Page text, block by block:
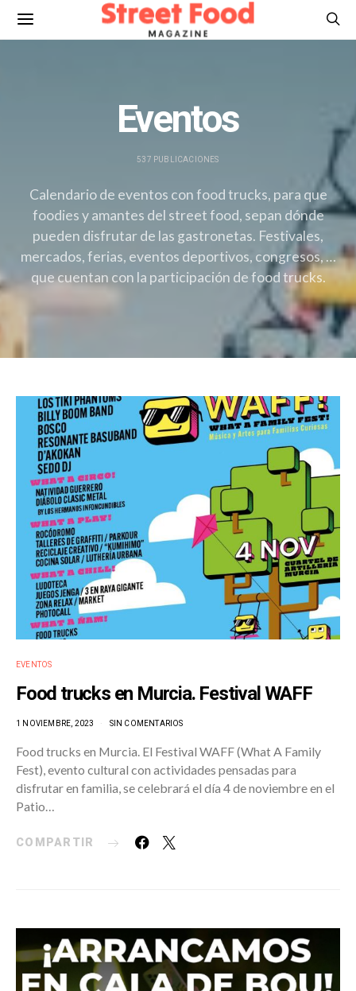
Eventos
537 PUBLICACIONES
Calendario de eventos con food trucks, para que
foodies y amantes del street food, sepan dónde
pueden disfrutar de las gastronetas. Festivales,
mercados, ferias, eventos deportivos, congresos, …
que cuentan con la participación de food trucks.
EVENTOS
Food trucks en Murcia. Festival WAFF
1 NOVIEMBRE, 2023 SIN COMENTARIOS
Food trucks en Murcia. El Festival WAFF (What A Family
Fest), evento cultural con actividades pensadas para
disfrutar en familia, se celebrará el día 4 de noviembre en el
Patio…
COMPARTIR